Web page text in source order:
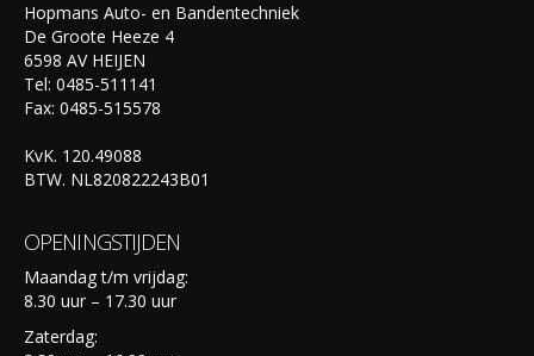
Hopmans Auto- en Bandentechniek
De Groote Heeze 4
6598 AV HEIJEN
Tel: 0485-511141
Fax: 0485-515578
KvK. 120.49088
BTW. NL820822243B01
OPENINGSTIJDEN
Maandag t/m vrijdag:
8.30 uur – 17.30 uur
Zaterdag: